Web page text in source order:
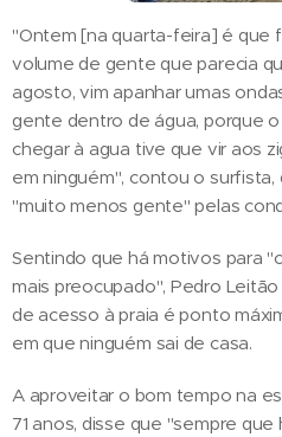
"Ontem [na quarta-feira] é que
volume de gente que parecia
agosto, vim apanhar umas
gente dentro de água, porque
chegar à agua tive que vir aos
em ninguém", contou o
"muito menos gente" pelas
Sentindo que há motivos para
mais preocupado", Pedro
de acesso à praia é ponto
em que ninguém sai de casa.
A aproveitar o bom tempo na
71 anos, disse que "sempre